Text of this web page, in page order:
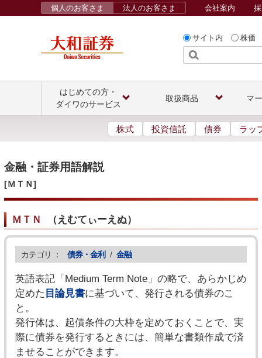
サイト内 株価
個人のお客さま 法人のお客さま 会社案内
はじめての方・
ダイワのサービス
取扱商品 マ
株式 投資信託 債券 ラッ
金融・証券用語解説
[ＭＴＮ]
ＭＴＮ （えむてぃーえぬ）
カテゴリ ： 債券・金利 / 金融
英語表記「Medium Term Note」の略で、あらかじめ
定めた 目論見書に基づいて、発行される債券のこ
と。
発行体は、起債条件の大枠を定めておくことで、実
際に債券を発行するときには、簡単な書類作成で済
ませることができます。